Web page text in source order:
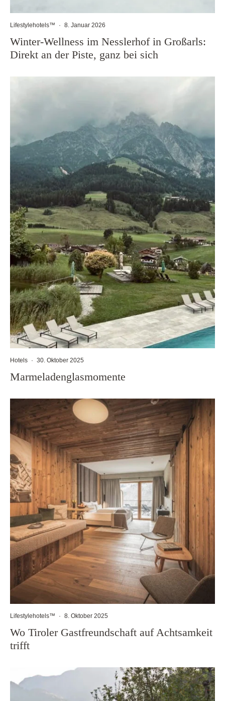
Lifestylehotels™ · 8. Januar 2026
Winter-Wellness im Nesslerhof in Großarls:
Direkt an der Piste, ganz bei sich
Hotels · 30. Oktober 2025
Marmeladenglasmomente
Lifestylehotels™ · 8. Oktober 2025
Wo Tiroler Gastfreundschaft auf Achtsamkeit
trifft